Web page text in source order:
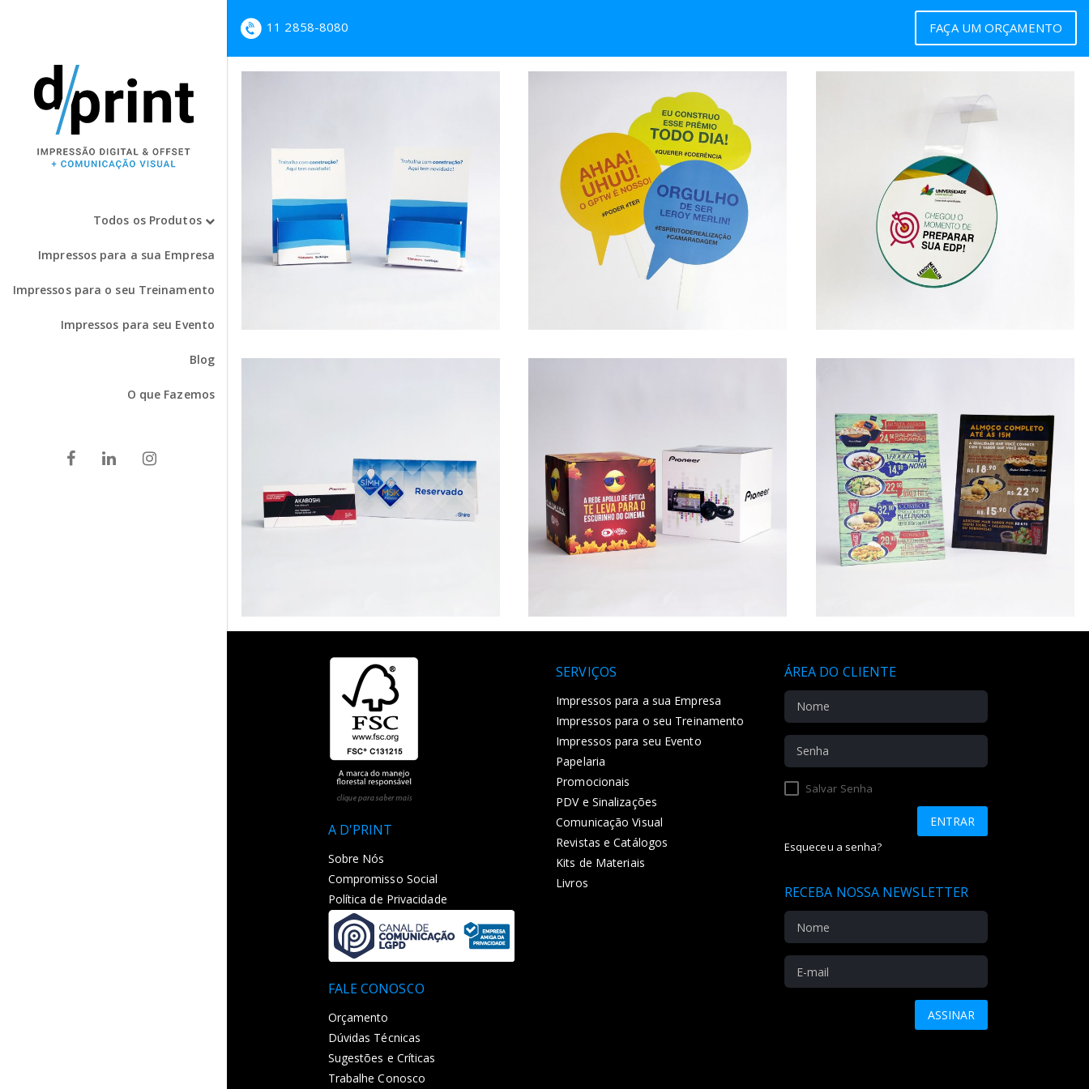
Todos os Produtos
Impressos para a sua Empresa
Impressos para o seu Treinamento
Impressos para seu Evento
Blog
O que Fazemos
11 2858-8080 FAÇA UM ORÇAMENTO
A D'PRINT
Sobre Nós
Compromisso Social
Política de Privacidade
FALE CONOSCO
Orçamento
Dúvidas Técnicas
Sugestões e Críticas
Trabalhe Conosco
SERVIÇOS
Impressos para a sua Empresa
Impressos para o seu Treinamento
Impressos para seu Evento
Papelaria
Promocionais
PDV e Sinalizações
Comunicação Visual
Revistas e Catálogos
Kits de Materiais
Livros
ÁREA DO CLIENTE
Salvar Senha
Esqueceu a senha?
RECEBA NOSSA NEWSLETTER